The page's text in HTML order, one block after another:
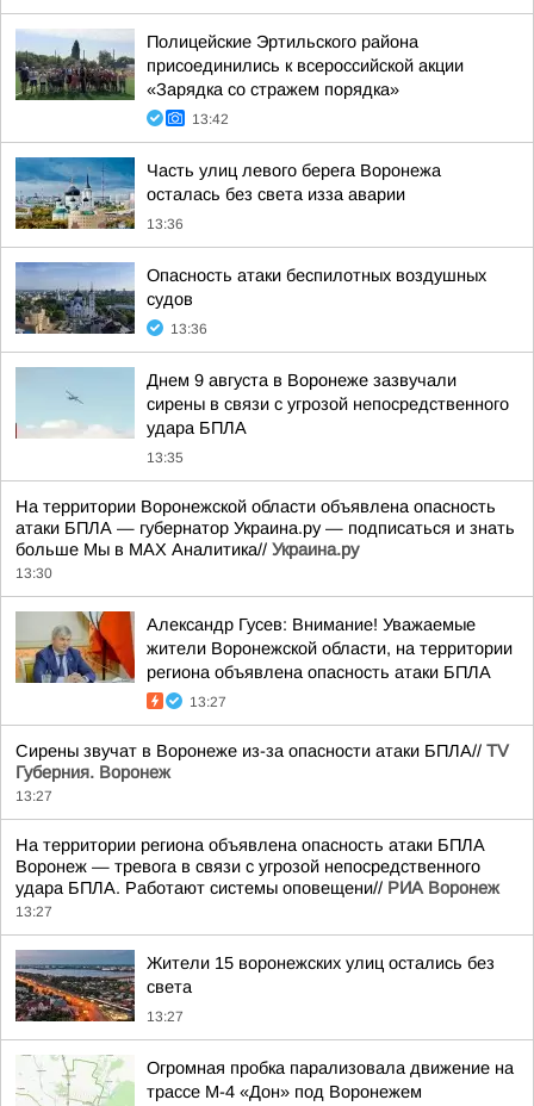
Полицейские Эртильского района
присоединились к всероссийской акции
«Зарядка со стражем порядка»
13:42
Часть улиц левого берега Воронежа
осталась без света изза аварии
13:36
Опасность атаки беспилотных воздушных
судов
13:36
Днем 9 августа в Воронеже зазвучали
сирены в связи с угрозой непосредственного
удара БПЛА
13:35
На территории Воронежской области объявлена опасность
атаки БПЛА — губернатор Украина.ру — подписаться и знать
больше Мы в MAX Аналитика// Украина.ру
13:30
Александр Гусев: Внимание! Уважаемые
жители Воронежской области, на территории
региона объявлена опасность атаки БПЛА
13:27
Сирены звучат в Воронеже из-за опасности атаки БПЛА// TV
Губерния. Воронеж
13:27
На территории региона объявлена опасность атаки БПЛА
Воронеж — тревога в связи с угрозой непосредственного
удара БПЛА. Работают системы оповещени// РИА Воронеж
13:27
Жители 15 воронежских улиц остались без
света
13:27
Огромная пробка парализовала движение на
трассе М-4 «Дон» под Воронежем